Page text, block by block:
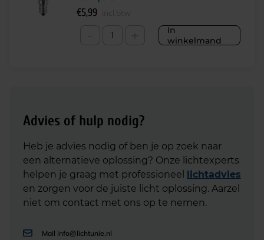
In
winkelmand
€5,99
Advies of hulp nodig?
Heb je advies nodig of ben je op zoek naar
een alternatieve oplossing? Onze lichtexperts
helpen je graag met professioneel lichtadvies
en zorgen voor de juiste licht oplossing. Aarzel
niet om contact met ons op te nemen.
Mail info@lichtunie.nl